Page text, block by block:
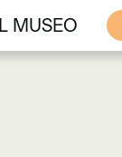
MUSEO
MUSEO